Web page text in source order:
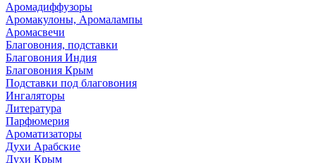
Аромадиффузоры
Аромакулоны, Аромалампы
Аромасвечи
Благовония, подставки
Благовония Индия
Благовония Крым
Подставки под благовония
Ингаляторы
Литература
Парфюмерия
Ароматизаторы
Духи Арабские
Духи Крым